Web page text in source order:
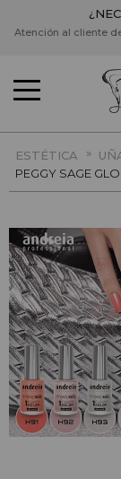
Atención al cliente
ESTÉTICA »
PEGGY SAGE